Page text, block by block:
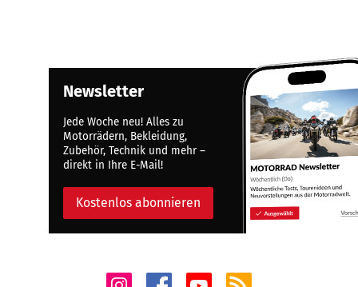
Newsletter
Jede Woche neu! Alles zu
Motorrädern, Bekleidung,
Zubehör, Technik und mehr –
direkt in Ihre E-Mail!
Kostenlos abonnieren